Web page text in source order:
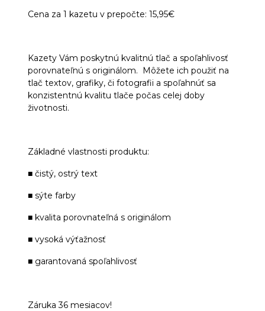
Cena za 1 kazetu v prepočte: 15,95€
Kazety Vám poskytnú kvalitnú tlač a spoľahlivosť
porovnateľnú s originálom. Môžete ich použiť na
tlač textov, grafiky, či fotografii a spoľahnúť sa
konzistentnú kvalitu tlače počas celej doby
životnosti.
Základné vlastnosti produktu:
■ čistý, ostrý text
■ sýte farby
■ kvalita porovnateľná s originálom
■ vysoká výťažnosť
■ garantovaná spoľahlivosť
Záruka 36 mesiacov!